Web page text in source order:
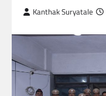
Kanthak Suryatale